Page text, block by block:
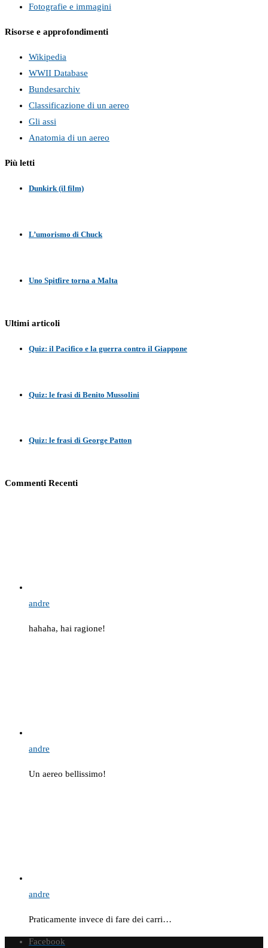
Fotografie e immagini
Risorse e approfondimenti
Wikipedia
WWII Database
Bundesarchiv
Classificazione di un aereo
Gli assi
Anatomia di un aereo
Più letti
Dunkirk (il film)
L’umorismo di Chuck
Uno Spitfire torna a Malta
Ultimi articoli
Quiz: il Pacifico e la guerra contro il Giappone
Quiz: le frasi di Benito Mussolini
Quiz: le frasi di George Patton
Commenti Recenti
andre
hahaha, hai ragione!
andre
Un aereo bellissimo!
andre
Praticamente invece di fare dei carri…
Facebook